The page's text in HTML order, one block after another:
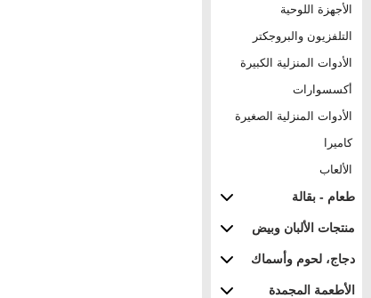
الأجهزة اللوحية
التلفزيون والبروجكتر
الأدوات المنزلية الكبيرة
أكسسوارات
الأدوات المنزلية الصغيرة
كاميرا
الألعاب
طعام - بقالة
منتجات الألبان وبيض
دجاج، لحوم وأسماك
الأطعمة المجمدة